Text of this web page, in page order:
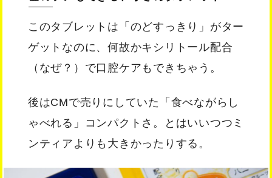
このタブレットは「のどすっきり」がター
ゲットなのに、何故かキシリトール配合
（なぜ？）で口腔ケアもできちゃう。
後はCMで売りにしていた「食べながらし
ゃべれる」コンパクトさ。とはいいつつミ
ンティアよりも大きかったりする。